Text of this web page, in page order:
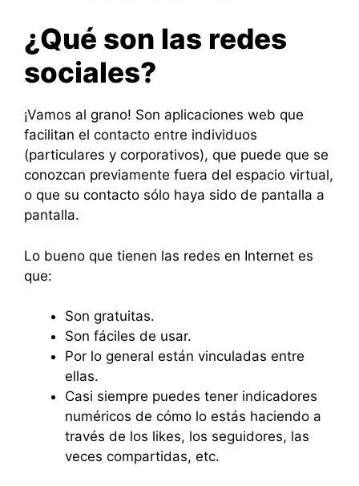
¿Qué son las redes
sociales?
¡Vamos al grano! Son aplicaciones web que
facilitan el contacto entre individuos
(particulares y corporativos), que puede que se
conozcan previamente fuera del espacio virtual,
o que su contacto sólo haya sido de pantalla a
pantalla.
Lo bueno que tienen las redes en Internet es
que:
Son gratuitas.
Son fáciles de usar.
Por lo general están vinculadas entre
ellas.
Casi siempre puedes tener indicadores
numéricos de cómo lo estás haciendo a
través de los likes, los seguidores, las
veces compartidas, etc.